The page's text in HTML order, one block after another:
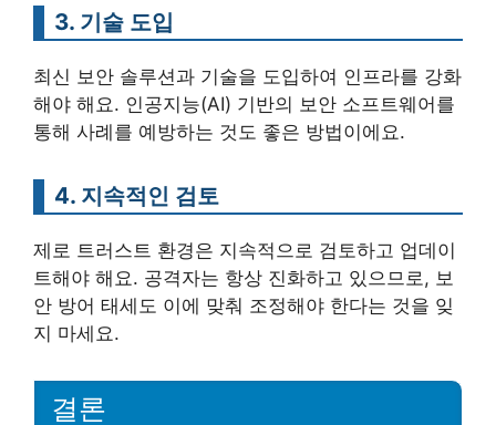
3. 기술 도입
최신 보안 솔루션과 기술을 도입하여 인프라를 강화
해야 해요. 인공지능(AI) 기반의 보안 소프트웨어를
통해 사례를 예방하는 것도 좋은 방법이에요.
4. 지속적인 검토
제로 트러스트 환경은 지속적으로 검토하고 업데이
트해야 해요. 공격자는 항상 진화하고 있으므로, 보
안 방어 태세도 이에 맞춰 조정해야 한다는 것을 잊
지 마세요.
결론